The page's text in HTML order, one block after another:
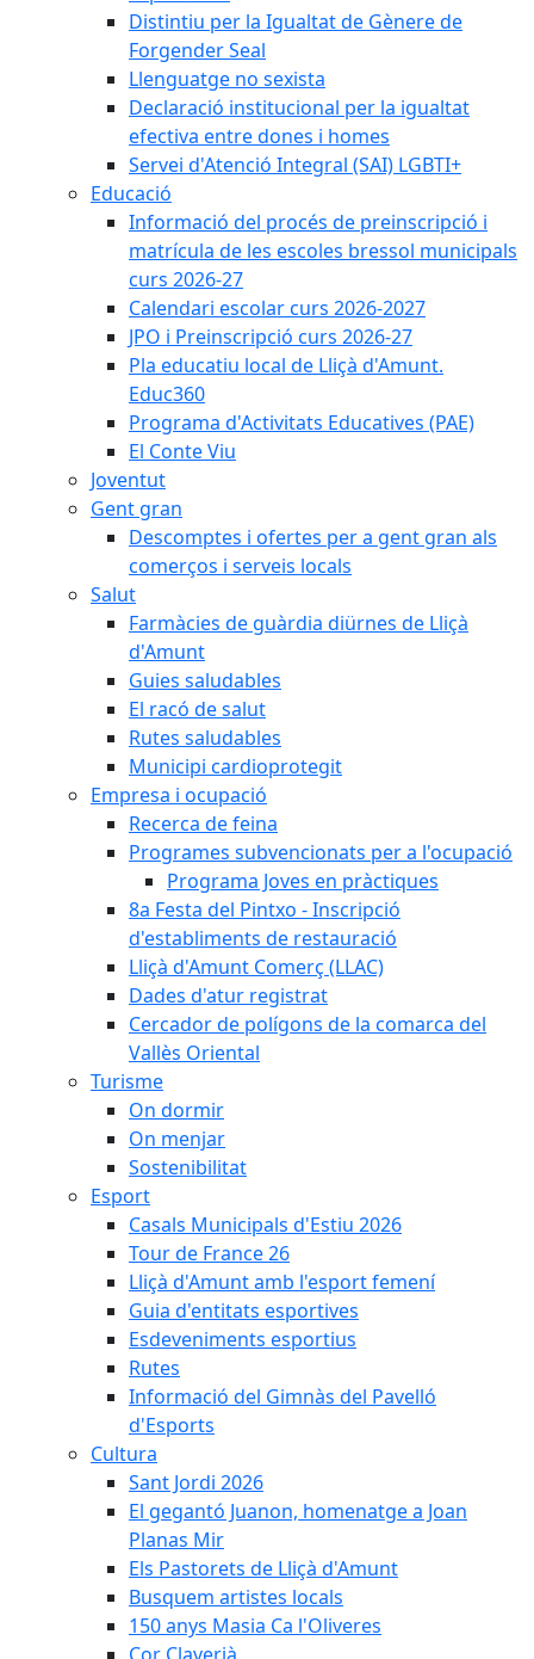
Distintiu per la Igualtat de Gènere de
Forgender Seal
Llenguatge no sexista
Declaració institucional per la igualtat
efectiva entre dones i homes
Servei d'Atenció Integral (SAI) LGBTI+
Educació
Informació del procés de preinscripció i
matrícula de les escoles bressol municipals
curs 2026-27
Calendari escolar curs 2026-2027
JPO i Preinscripció curs 2026-27
Pla educatiu local de Lliçà d'Amunt.
Educ360
Programa d'Activitats Educatives (PAE)
El Conte Viu
Joventut
Gent gran
Descomptes i ofertes per a gent gran als
comerços i serveis locals
Salut
Farmàcies de guàrdia diürnes de Lliçà
d'Amunt
Guies saludables
El racó de salut
Rutes saludables
Municipi cardioprotegit
Empresa i ocupació
Recerca de feina
Programes subvencionats per a l'ocupació
Programa Joves en pràctiques
8a Festa del Pintxo - Inscripció
d'establiments de restauració
Lliçà d'Amunt Comerç (LLAC)
Dades d'atur registrat
Cercador de polígons de la comarca del
Vallès Oriental
Turisme
On dormir
On menjar
Sostenibilitat
Esport
Casals Municipals d'Estiu 2026
Tour de France 26
Lliçà d'Amunt amb l'esport femení
Guia d'entitats esportives
Esdeveniments esportius
Rutes
Informació del Gimnàs del Pavelló
d'Esports
Cultura
Sant Jordi 2026
El gegantó Juanon, homenatge a Joan
Planas Mir
Els Pastorets de Lliçà d'Amunt
Busquem artistes locals
150 anys Masia Ca l'Oliveres